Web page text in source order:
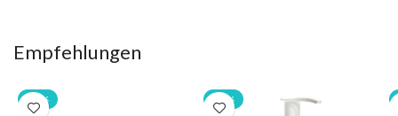
Empfehlungen
-20% -20%